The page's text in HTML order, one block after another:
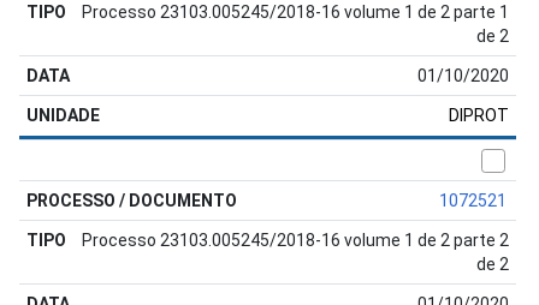
Processo 23103.005245/2018-16 volume 1 de 2 parte 1
de 2
01/10/2020
DIPROT
1072521
Processo 23103.005245/2018-16 volume 1 de 2 parte 2
de 2